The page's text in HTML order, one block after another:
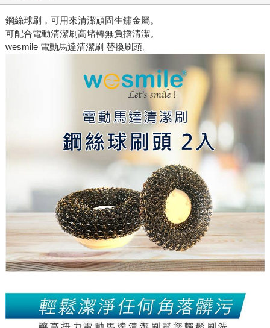
鋼絲球刷，可用來清潔頑固生鏽金屬。
可配合電動清潔刷高堵轉無負擔清潔。
wesmile 電動馬達清潔刷 替換刷頭。